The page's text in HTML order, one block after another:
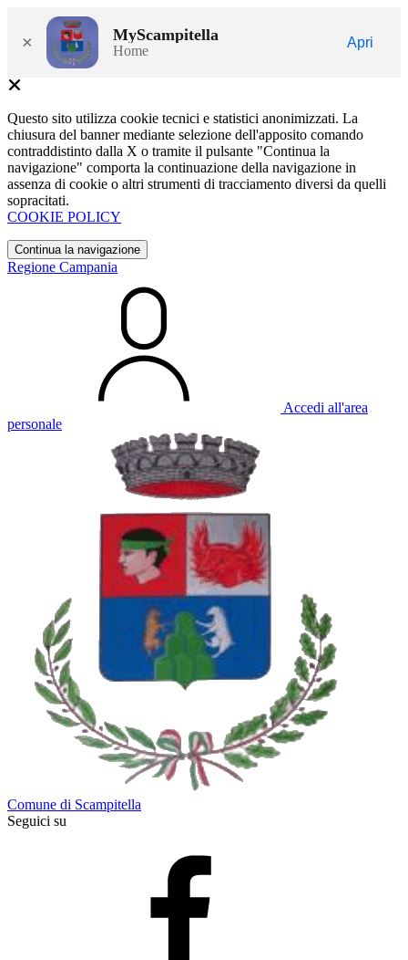
× MyScampitella
Home
Apri
Questo sito utilizza cookie tecnici e statistici anonimizzati. La
chiusura del banner mediante selezione dell'apposito comando
contraddistinto dalla X o tramite il pulsante "Continua la
navigazione" comporta la continuazione della navigazione in
assenza di cookie o altri strumenti di tracciamento diversi da quelli
sopracitati.
COOKIE POLICY
Continua la navigazione
Regione Campania
Accedi all'area
personale
Comune di Scampitella
Seguici su